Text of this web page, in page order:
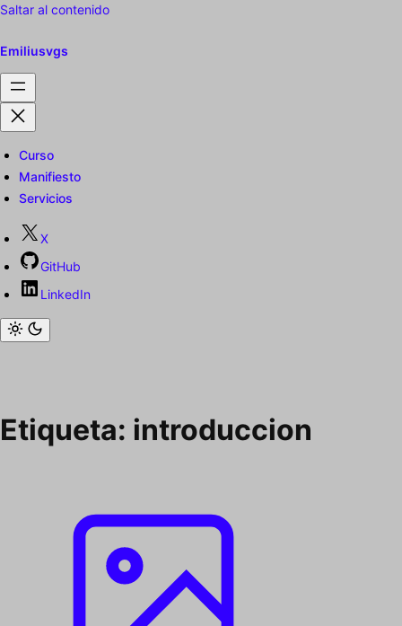
Saltar al contenido
Emiliusvgs
Curso
Manifiesto
Servicios
X
GitHub
LinkedIn
Etiqueta: introduccion